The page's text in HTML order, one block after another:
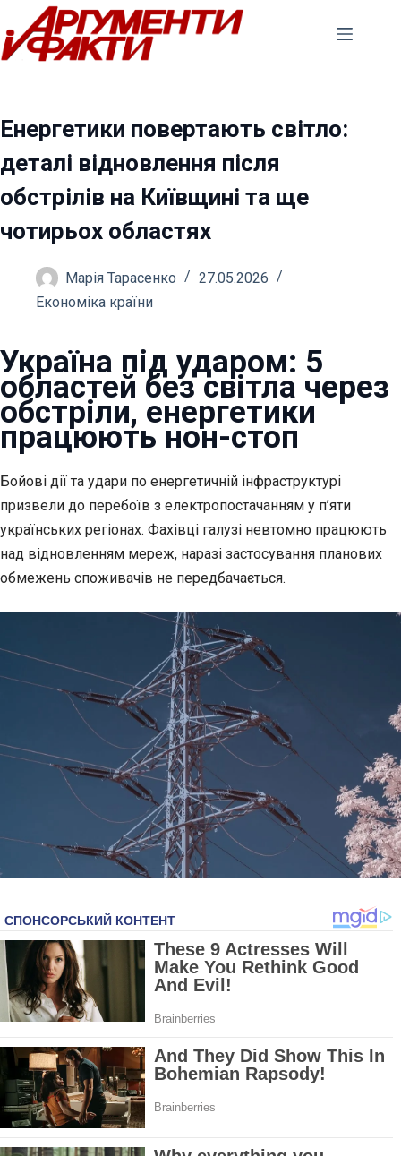
Перейти
до
вмісту
Енергетики повертають світло:
деталі відновлення після
обстрілів на Київщині та ще
чотирьох областях
Марія Тарасенко
27.05.2026
Економіка країни
Україна під ударом: 5
областей без світла через
обстріли, енергетики
працюють нон-стоп
Бойові дії та удари по енергетичній інфраструктурі
призвели до перебоїв з електропостачанням у п’яти
українських регіонах. Фахівці галузі невтомно працюють
над відновленням мереж, наразі застосування планових
обмежень споживачів не передбачається.